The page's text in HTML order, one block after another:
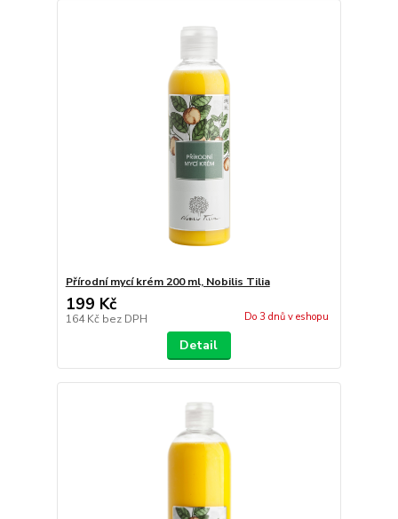
Přírodní mycí krém 200 ml, Nobilis Tilia
199 Kč
164 Kč bez DPH Do 3 dnů v eshopu
Detail